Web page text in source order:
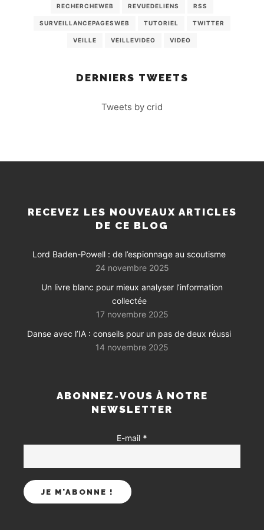
RECHERCHEWEB REVUEDELIENS RSS
SURVEILLANCEPAGESWEB TUTORIEL TWITTER
VEILLE VEILLEVIDEO VIDEO
DERNIERS TWEETS
Tweets by crid
RECEVEZ LES NOUVEAUX ARTICLES
DE CE BLOG
Lord Baden-Powell : de l’espionnage au scoutisme
24 novembre 2025
Un livre blanc pour mieux analyser l’information
collectée
17 novembre 2025
Danse avec l’IA : conseils pour un pas de deux réussi
14 novembre 2025
ABONNEZ-VOUS À NOTRE
NEWSLETTER
E-mail *